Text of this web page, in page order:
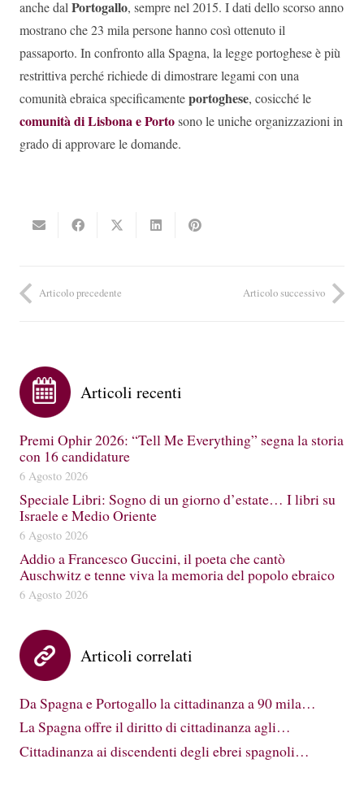
anche dalPortogallo, sempre nel 2015. I dati dello scorso anno
mostrano che 23 mila persone hanno così ottenuto il
passaporto. In confronto alla Spagna, la legge portoghese è più
restrittiva perché richiede di dimostrare legami con una
comunità ebraica specificamenteportoghese, cosicché le
comunità di Lisbona e Portosono le uniche organizzazioni in
grado di approvare le domande.
Articolo precedente Articolo successivo
Articoli recenti
Premi Ophir 2026: “Tell Me Everything” segna la storia
con 16 candidature
6 Agosto 2026
Speciale Libri: Sogno di un giorno d’estate… I libri su
Israele e Medio Oriente
6 Agosto 2026
Addio a Francesco Guccini, il poeta che cantò
Auschwitz e tenne viva la memoria del popolo ebraico
6 Agosto 2026
Articoli correlati
Da Spagna e Portogallo la cittadinanza a 90 mila…
La Spagna offre il diritto di cittadinanza agli…
Cittadinanza ai discendenti degli ebrei spagnoli…